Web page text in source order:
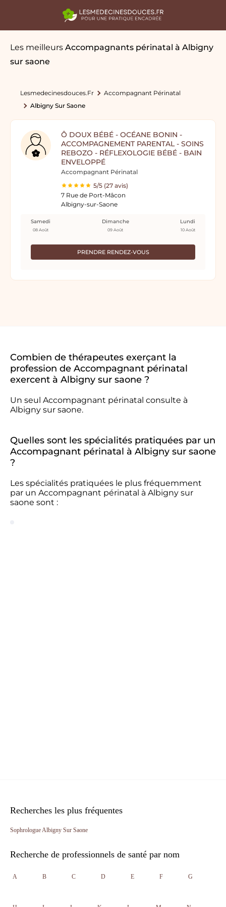
Les meilleurs Accompagnants périnatal à Albigny
sur saone
Lesmedecinesdouces.fr
Accompagnant Périnatal
Albigny Sur Saone
Ô DOUX BÉBÉ - OCÉANE BONIN -
ACCOMPAGNEMENT PARENTAL - SOINS
REBOZO - RÉFLEXOLOGIE BÉBÉ - BAIN
ENVELOPPÉ
Accompagnant Périnatal
5/5 (27 avis)
7 Rue de Port-Mâcon
Albigny-sur-Saone
PRENDRE RENDEZ-VOUS
Samedi
08 Août
Dimanche
09 Août
Lundi
10 Août
Combien de thérapeutes exerçant la
profession de Accompagnant périnatal
exercent à Albigny sur saone ?
Un seul Accompagnant périnatal consulte à
Albigny sur saone.
Quelles sont les spécialités pratiquées par un
Accompagnant périnatal à Albigny sur saone
?
Les spécialités pratiquées le plus fréquemment
par un Accompagnant périnatal à Albigny sur
saone sont :
Recherches les plus fréquentes
Sophrologue Albigny Sur Saone
Recherche de professionnels de santé par nom
A B C D E F G